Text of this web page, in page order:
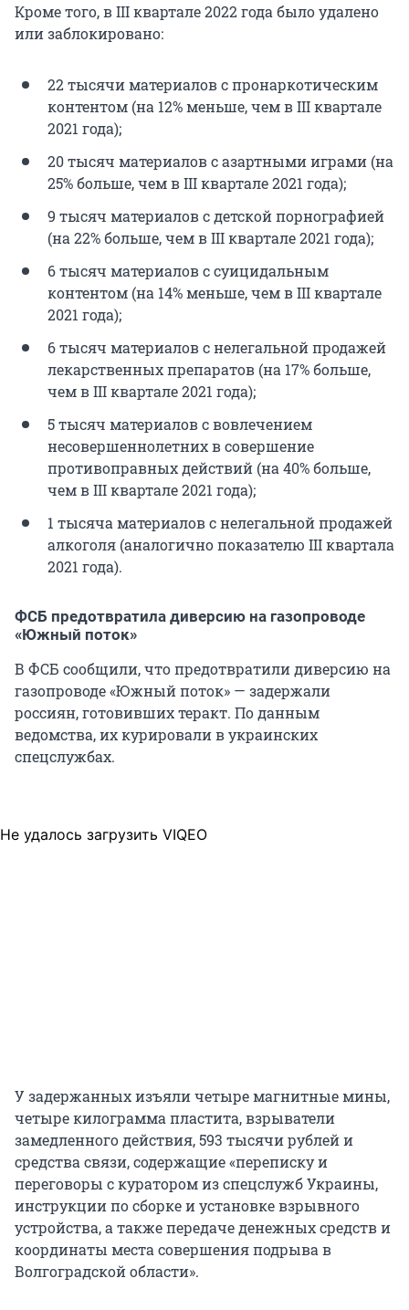
Кроме того, в III квартале 2022 года было удалено
или заблокировано:
22 тысячи материалов с пронаркотическим
контентом (на 12% меньше, чем в III квартале
2021 года);
20 тысяч материалов с азартными играми (на
25% больше, чем в III квартале 2021 года);
9 тысяч материалов с детской порнографией
(на 22% больше, чем в III квартале 2021 года);
6 тысяч материалов с суицидальным
контентом (на 14% меньше, чем в III квартале
2021 года);
6 тысяч материалов с нелегальной продажей
лекарственных препаратов (на 17% больше,
чем в III квартале 2021 года);
5 тысяч материалов с вовлечением
несовершеннолетних в совершение
противоправных действий (на 40% больше,
чем в III квартале 2021 года);
1 тысяча материалов с нелегальной продажей
алкоголя (аналогично показателю III квартала
2021 года).
ФСБ предотвратила диверсию на газопроводе
«Южный поток»
В ФСБ сообщили, что предотвратили диверсию на
газопроводе «Южный поток» — задержали
россиян, готовивших теракт. По данным
ведомства, их курировали в украинских
спецслужбах.
Не удалось загрузить VIQEO
У задержанных изъяли четыре магнитные мины,
четыре килограмма пластита, взрыватели
замедленного действия, 593 тысячи рублей и
средства связи, содержащие «переписку и
переговоры с куратором из спецслужб Украины,
инструкции по сборке и установке взрывного
устройства, а также передаче денежных средств и
координаты места совершения подрыва в
Волгоградской области».